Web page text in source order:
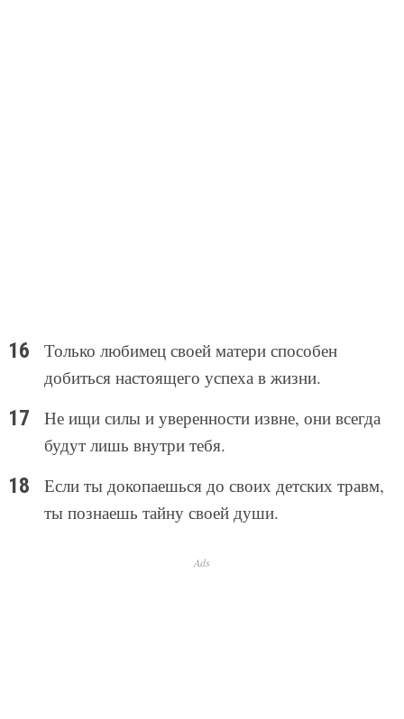
Только любимец своей матери способен
добиться настоящего успеха в жизни.
Не ищи силы и уверенности извне, они всегда
будут лишь внутри тебя.
Если ты докопаешься до своих детских травм,
ты познаешь тайну своей души.
Ads